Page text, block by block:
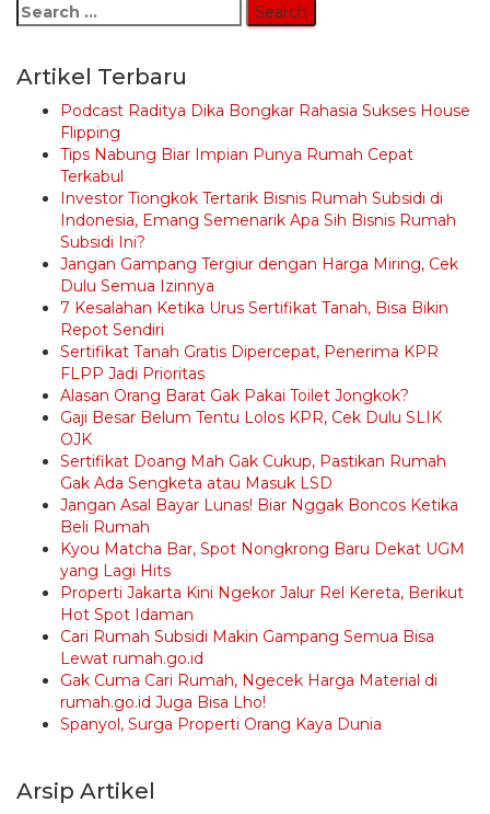
Search
for:
Artikel Terbaru
Podcast Raditya Dika Bongkar Rahasia Sukses House
Flipping
Tips Nabung Biar Impian Punya Rumah Cepat
Terkabul
Investor Tiongkok Tertarik Bisnis Rumah Subsidi di
Indonesia, Emang Semenarik Apa Sih Bisnis Rumah
Subsidi Ini?
Jangan Gampang Tergiur dengan Harga Miring, Cek
Dulu Semua Izinnya
7 Kesalahan Ketika Urus Sertifikat Tanah, Bisa Bikin
Repot Sendiri
Sertifikat Tanah Gratis Dipercepat, Penerima KPR
FLPP Jadi Prioritas
Alasan Orang Barat Gak Pakai Toilet Jongkok?
Gaji Besar Belum Tentu Lolos KPR, Cek Dulu SLIK
OJK
Sertifikat Doang Mah Gak Cukup, Pastikan Rumah
Gak Ada Sengketa atau Masuk LSD
Jangan Asal Bayar Lunas! Biar Nggak Boncos Ketika
Beli Rumah
Kyou Matcha Bar, Spot Nongkrong Baru Dekat UGM
yang Lagi Hits
Properti Jakarta Kini Ngekor Jalur Rel Kereta, Berikut
Hot Spot Idaman
Cari Rumah Subsidi Makin Gampang Semua Bisa
Lewat rumah.go.id
Gak Cuma Cari Rumah, Ngecek Harga Material di
rumah.go.id Juga Bisa Lho!
Spanyol, Surga Properti Orang Kaya Dunia
Arsip Artikel